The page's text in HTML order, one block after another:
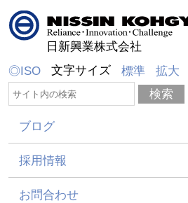
日新興業株式会社
◎ISO
文字サイズ 標準 拡大
ブログ
採用情報
お問合わせ